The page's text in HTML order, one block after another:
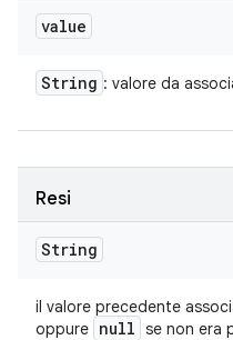
value
String : valore da
Resi
String
il valore precedente
oppure null se non era